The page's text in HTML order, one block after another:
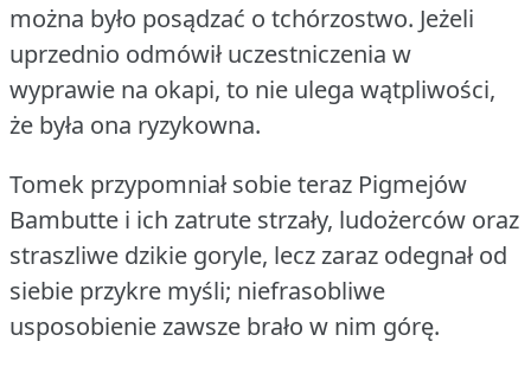
można było posądzać o tchórzostwo. Jeżeli
uprzednio odmówił uczestniczenia w
wyprawie na okapi, to nie ulega wątpliwości,
że była ona ryzykowna.
Tomek przypomniał sobie teraz Pigmejów
Bambutte i ich zatrute strzały, ludożerców oraz
straszliwe dzikie goryle, lecz zaraz odegnał od
siebie przykre myśli; niefrasobliwe
usposobienie zawsze brało w nim górę.